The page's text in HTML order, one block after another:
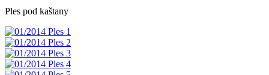
Ples pod kaštany